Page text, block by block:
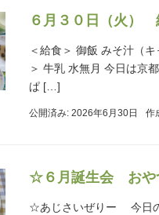
６月３０日（火）
＜給食＞ 御飯 みそ汁（
＞ 牛乳 水無月 今日は京
ぱ […]
公開済み: 2026年6月30日 作
☆６月誕生会 おや
☆あじさいぜりー 今日の